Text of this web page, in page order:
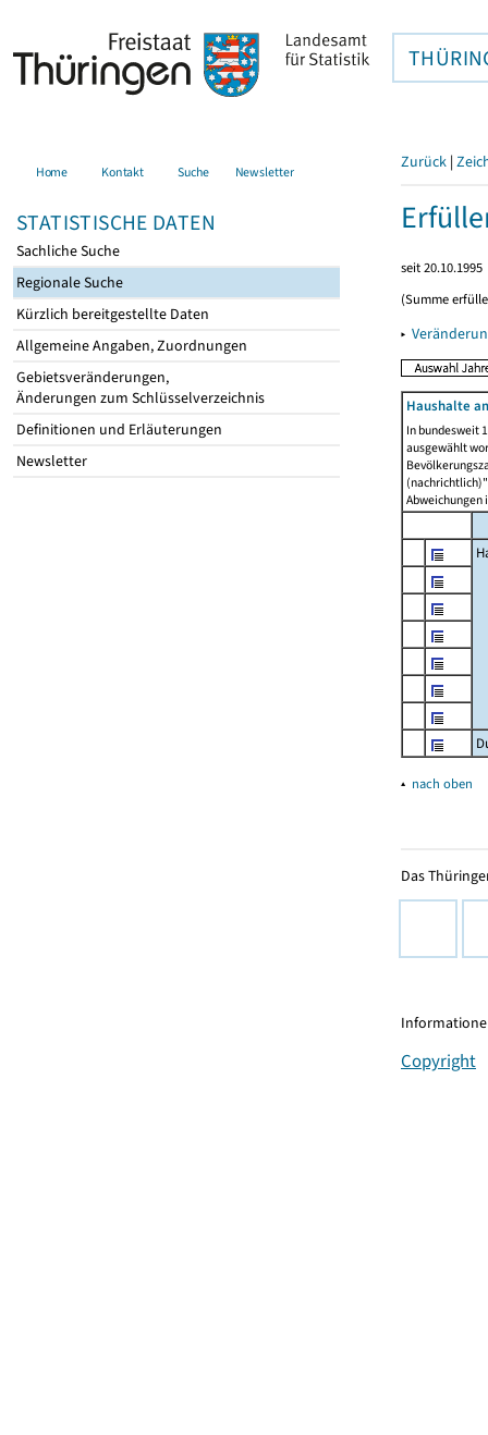
Home Kontakt Suche Newsletter
STATISTISCHE DATEN
Sachliche Suche
Regionale Suche
Kürzlich bereitgestellte Daten
Allgemeine Angaben, Zuordnungen
Gebietsveränderungen,
Änderungen zum Schlüsselverzeichnis
Definitionen und Erläuterungen
Newsletter
Zurück |
seit 20.10.1995
(Summe
▸
Haushalte
In bundesweit
ausgewählt
Abweichungen
▴ nach oben
Das
Copyright